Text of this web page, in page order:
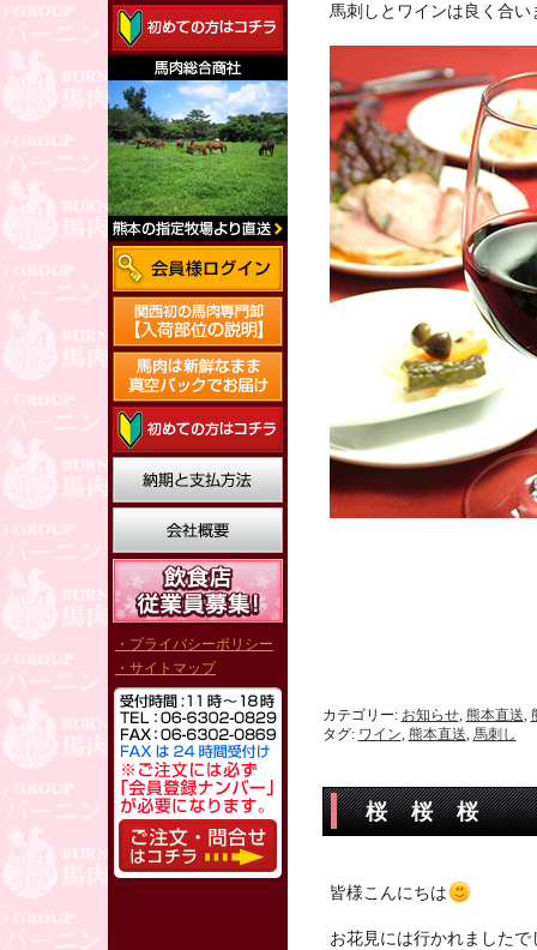
・プライバシーポリシー
・サイトマップ
馬刺しとワインは良く合い
カテゴリー: お知らせ, 熊本直送,
タグ: ワイン, 熊本直送, 馬刺し
桜 桜 桜
皆様こんにちは
お花見には行かれましたで